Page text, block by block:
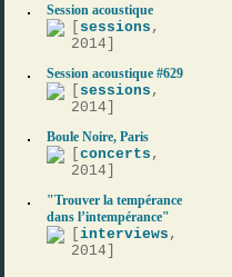
Session acoustique
sessions ,
2014]
Session acoustique #629
sessions ,
2014]
Boule Noire, Paris
[concerts ,
2014]
"Trouver la tempérance
dans l’intempérance"
[interviews ,
2014]